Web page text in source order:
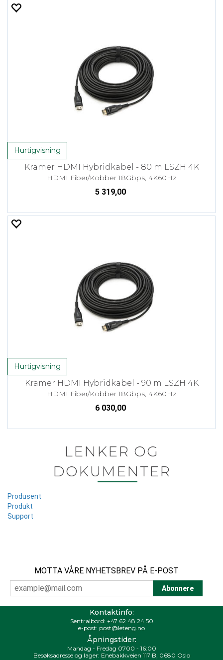
Hurtigvisning
Kramer HDMI Hybridkabel - 80 m LSZH 4K
HDMI Fiber/Kobber 18Gbps, 4K60Hz
5 319,00
Hurtigvisning
Kramer HDMI Hybridkabel - 90 m LSZH 4K
HDMI Fiber/Kobber 18Gbps, 4K60Hz
6 030,00
LENKER OG
DOKUMENTER
Produsent
Produkt
Support
MOTTA VÅRE NYHETSBREV PÅ E-POST
Kontaktinfo:
Sentralbord: +47 62 48 24 50
e-post: post@leteng.no
Åpningstider:
Mandag - Fredag 0700 - 16:00
Besøksadresse og lager: Enebakkveien 117 B, 0680 Oslo